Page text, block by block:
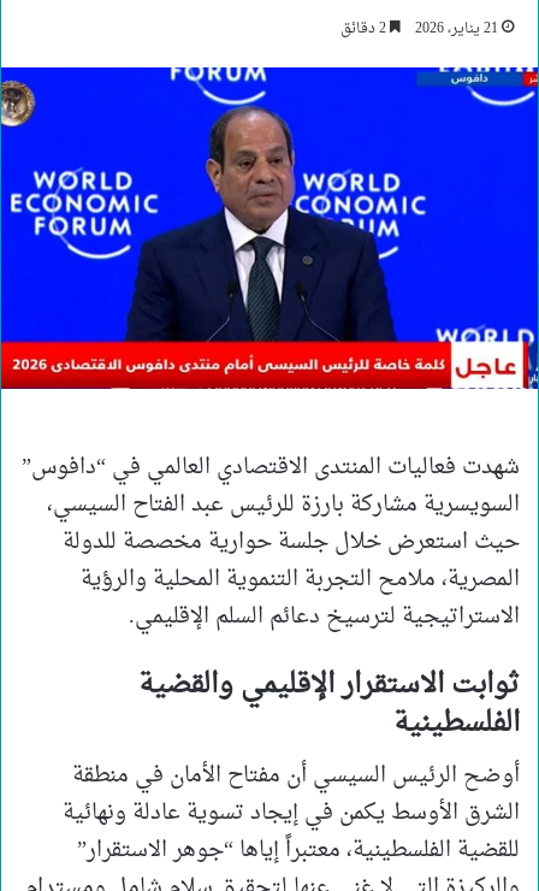
21 يناير، 2026
شهدت فعاليات المنتدى الاقتصادي العالمي في “دافوس”
السويسرية مشاركة بارزة للرئيس عبد الفتاح السيسي،
حيث استعرض خلال جلسة حوارية مخصصة للدولة
المصرية، ملامح التجربة التنموية المحلية والرؤية
الاستراتيجية لترسيخ دعائم السلم الإقليمي.
ثوابت الاستقرار الإقليمي والقضية
الفلسطينية
أوضح الرئيس السيسي أن مفتاح الأمان في منطقة
الشرق الأوسط يكمن في إيجاد تسوية عادلة ونهائية
للقضية الفلسطينية، معتبراً إياها “جوهر الاستقرار”